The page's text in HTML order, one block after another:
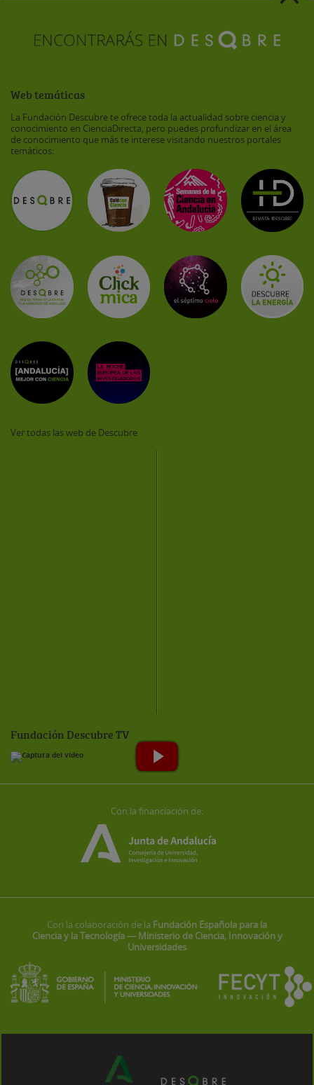
Web temáticas
La Fundación Descubre te ofrece toda la actualidad sobre ciencia y
conocimiento en CienciaDirecta, pero puedes profundizar en el área
de conocimiento que más te interese visitando nuestros portales
temáticos:
Ver todas las web de Descubre
Fundación Descubre TV
Con la financiación de:
Con la colaboración de la Fundación Española para la
Ciencia y la Tecnología — Ministerio de Ciencia, Innovación y
Universidades